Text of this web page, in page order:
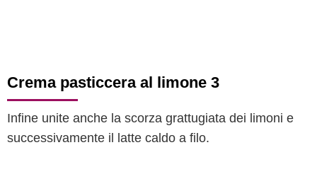
Crema pasticcera al limone 3
Infine unite anche la scorza grattugiata dei limoni e
successivamente il latte caldo a filo.